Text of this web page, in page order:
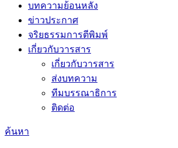
บทความย้อนหลัง
ข่าวประกาศ
จริยธรรมการตีพิมพ์
เกี่ยวกับวารสาร
เกี่ยวกับวารสาร
ส่งบทความ
ทีมบรรณาธิการ
ติดต่อ
ค้นหา